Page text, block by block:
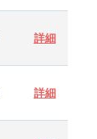
詳細
詳細